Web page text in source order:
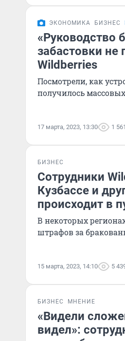
ЭКОНОМИКА БИЗНЕС
«Руководство
забастовки не
Wildberries
Посмотрели, как
получилось
17 марта, 2023, 13:30 1 561
БИЗНЕС
Сотрудники
Кузбассе и
происходит в
В некоторых
штрафов за
15 марта, 2023, 14:10 5
БИЗНЕС МНЕНИЕ
«Видели
видел»: